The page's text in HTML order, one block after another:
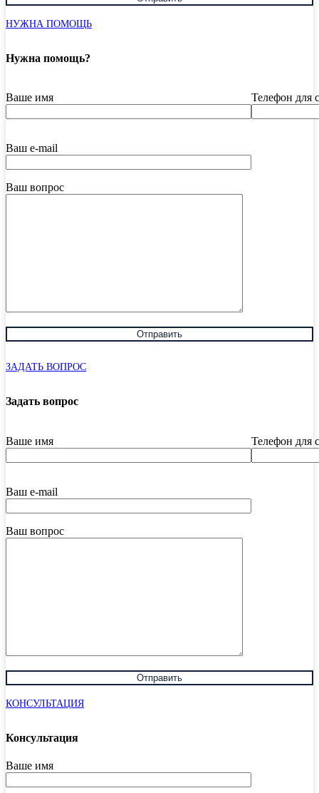
НУЖНА ПОМОЩЬ
Нужна помощь?
Ваше имя Телефон для
Ваш e-mail
Ваш вопрос
ЗАДАТЬ ВОПРОС
Задать вопрос
Ваше имя Телефон для
Ваш e-mail
Ваш вопрос
КОНСУЛЬТАЦИЯ
Консультация
Ваше имя